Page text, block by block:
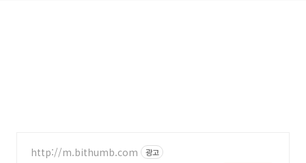
http://m.bithumb.com 광고